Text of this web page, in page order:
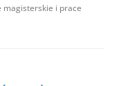
magisterskie i prace